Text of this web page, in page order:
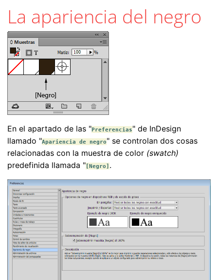
La apariencia del negro
En el apartado de las "Preferencias" de InDesign
llamado "Apariencia de negro" se controlan dos cosas
relacionadas con la muestra de color (swatch)
predefinida llamada " [Negro] .